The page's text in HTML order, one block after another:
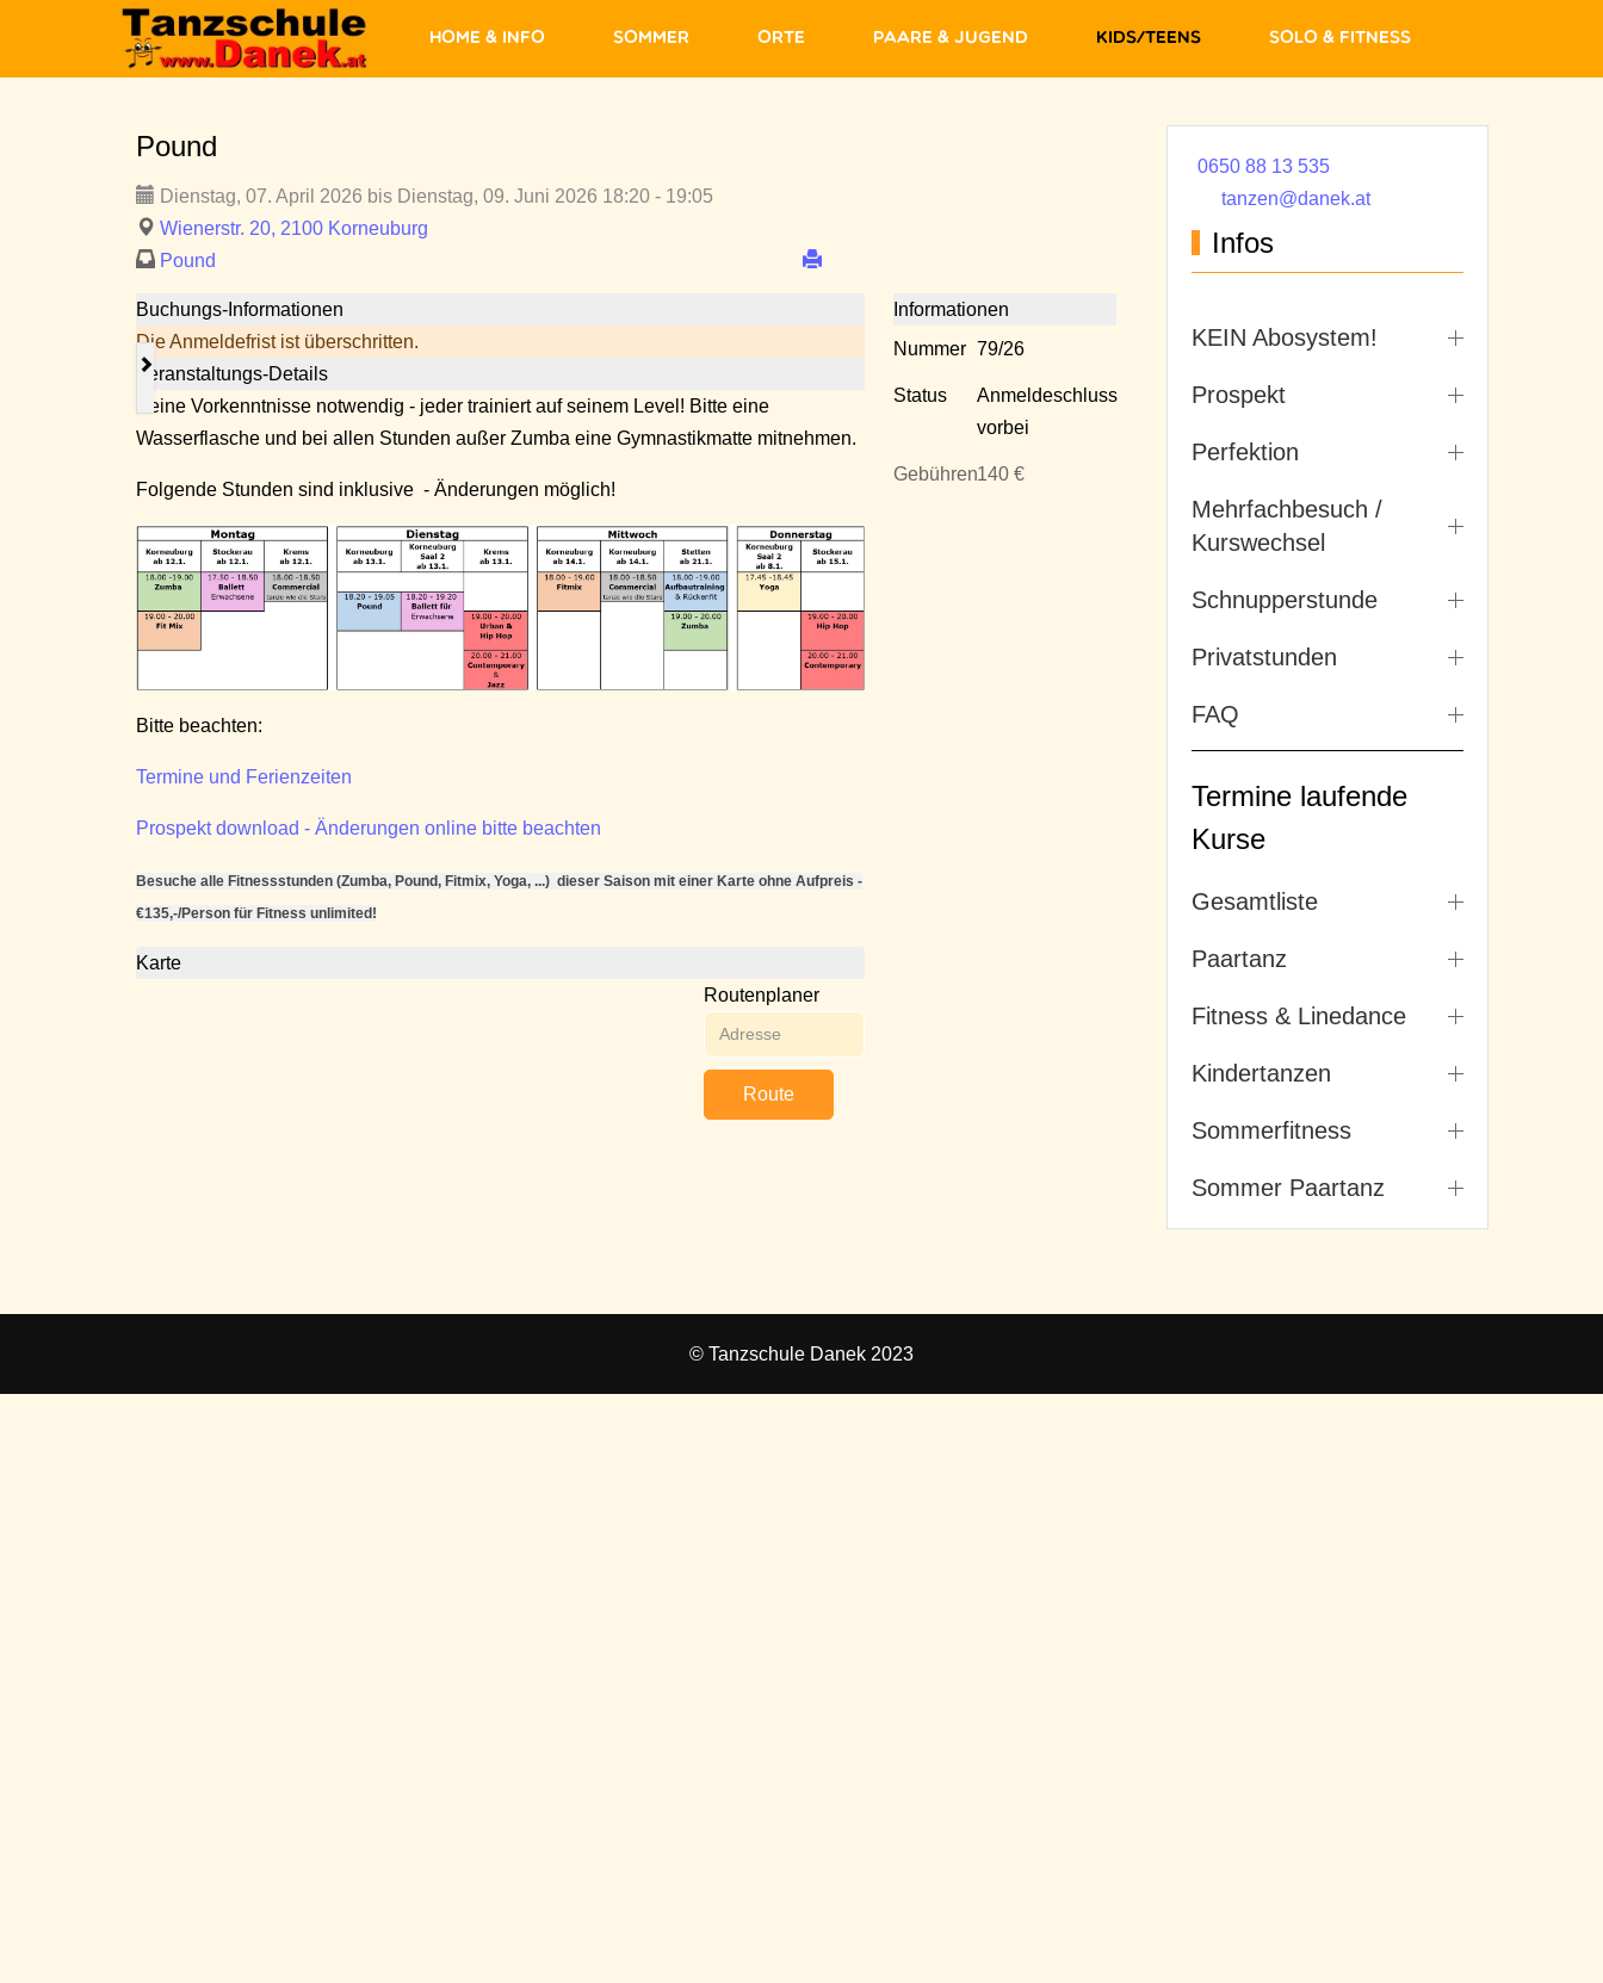
Home & Info Sommer Orte Paare & Jugend Kids/Teens Solo & Fitness
Pound
Dienstag, 07. April 2026 bis Dienstag, 09. Juni 2026 18:20 - 19:05
Wienerstr. 20, 2100 Korneuburg
Pound
Buchungs-Informationen
Die Anmeldefrist ist überschritten.
Veranstaltungs-Details
Keine Vorkenntnisse notwendig - jeder trainiert auf seinem Level! Bitte eine
Wasserflasche und bei allen Stunden außer Zumba eine Gymnastikmatte mitnehmen.
Folgende Stunden sind inklusive - Änderungen möglich!
Bitte beachten:
Termine und Ferienzeiten
Prospekt download - Änderungen online bitte beachten
Besuche alle Fitnessstunden (Zumba, Pound, Fitmix, Yoga, ...) dieser Saison mit einer Karte ohne Aufpreis -
€135,-/Person für Fitness unlimited!
Karte
Routenplaner
Route
Informationen
Nummer 79/26
Status
Anmeldeschluss
vorbei
Gebühren140 €
0650 88 13 535
tanzen@danek.at
Infos
KEIN Abosystem!
Prospekt
Perfektion
Mehrfachbesuch /
Kurswechsel
Schnupperstunde
Privatstunden
FAQ
Termine laufende
Kurse
Gesamtliste
Paartanz
Fitness & Linedance
Kindertanzen
Sommerfitness
Sommer Paartanz
© Tanzschule Danek 2023